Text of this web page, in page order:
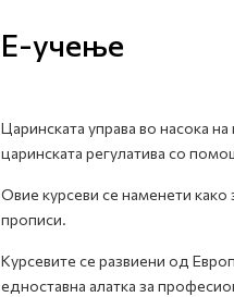
Е-учење
Царинската управа во насока
царинската регулатива со
Овие курсеви се наменети како
прописи.
Курсевите се развиени од
едноставна алатка за